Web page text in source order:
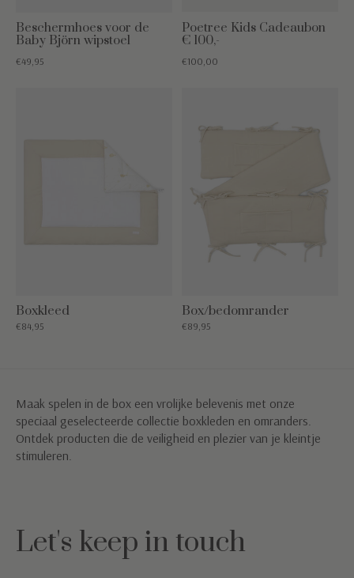
Beschermhoes voor de
Baby Björn wipstoel
€49,95
Poetree Kids Cadeaubon
€ 100,-
€100,00
Boxkleed
€84,95
Box/bedomrander
€89,95
Maak spelen in de box een vrolijke belevenis met onze
speciaal geselecteerde collectie boxkleden en omranders.
Ontdek producten die de veiligheid en plezier van je kleintje
stimuleren.
Let's keep in touch